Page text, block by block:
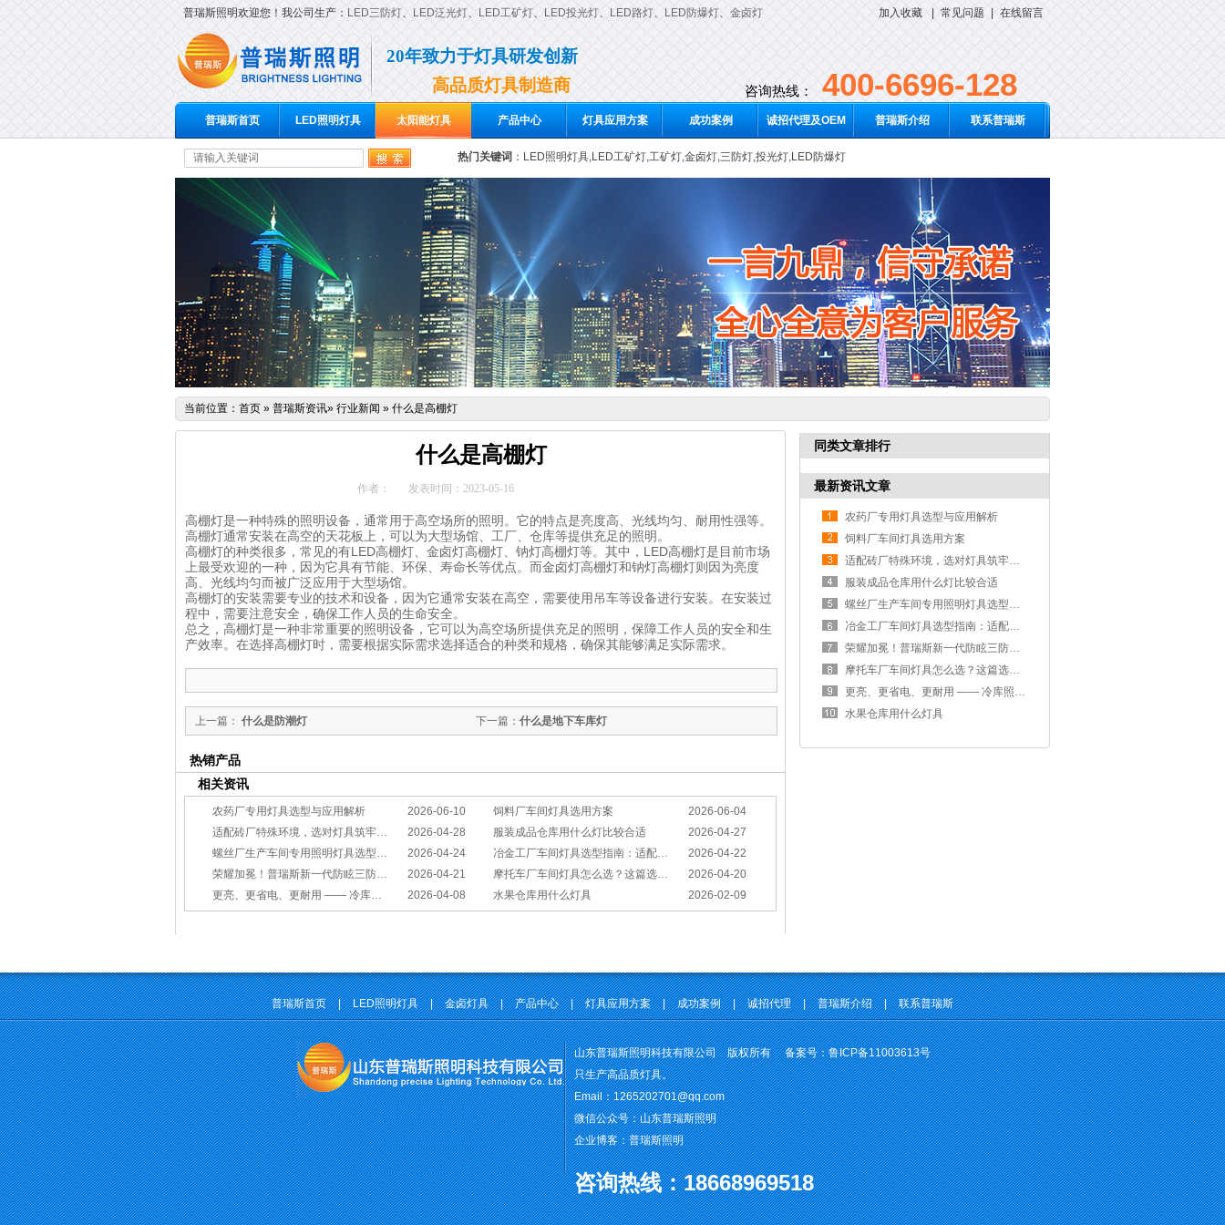
加入收藏 常见问题 在线留言
普瑞斯照明欢迎您！我公司生产： LED三防灯、 LED泛光灯、 LED工矿灯、 LED投光灯、 LED路灯、 LED防爆灯、 金卤灯
20年致力于灯具研发创新
高品质灯具制造商
咨询热线： 400-6696-128
普瑞斯首页 LED照明灯具 太阳能灯具 产品中心 灯具应用方案 成功案例 诚招代理及OEM 普瑞斯介绍 联系普瑞斯
热门关键词 ： LED照明灯具,LED工矿灯,工矿灯,金卤灯,三防灯,投光灯,LED防爆灯
当前位置： 首页 » 普瑞斯资讯» 行业新闻 » 什么是高棚灯
什么是高棚灯
作者： 发表时间：2023-05-16
高棚灯是一种特殊的照明设备，通常用于高空场所的照明。它的特点是亮度高、光线均匀、耐用性强等。
高棚灯通常安装在高空的天花板上，可以为大型场馆、工厂、仓库等提供充足的照明。
高棚灯的种类很多，常见的有LED高棚灯、金卤灯高棚灯、钠灯高棚灯等。其中，LED高棚灯是目前市场
上最受欢迎的一种，因为它具有节能、环保、寿命长等优点。而金卤灯高棚灯和钠灯高棚灯则因为亮度
高、光线均匀而被广泛应用于大型场馆。
高棚灯的安装需要专业的技术和设备，因为它通常安装在高空，需要使用吊车等设备进行安装。在安装过
程中，需要注意安全，确保工作人员的生命安全。
总之，高棚灯是一种非常重要的照明设备，它可以为高空场所提供充足的照明，保障工作人员的安全和生
产效率。在选择高棚灯时，需要根据实际需求选择适合的种类和规格，确保其能够满足实际需求。
下一篇： 什么是地下车库灯
上一篇： 什么是防潮灯
热销产品
相关资讯
2026-06-10
农药厂专用灯具选型与应用解析 2026-06-04
饲料厂车间灯具选用方案
2026-04-28
适配砖厂特殊环境，选对灯具筑牢生产安全线 2026-04-27
服装成品仓库用什么灯比较合适
2026-04-24
螺丝厂生产车间专用照明灯具选型方案 2026-04-22
冶金工厂车间灯具选型指南：适配恶劣工况，筑牢安全照明防线
2026-04-21
荣耀加冕！普瑞斯新一代防眩三防灯BC-L斩获2026阿拉丁神灯奖 2026-04-20
摩托车厂车间灯具怎么选？这篇选型指南，帮你避坑又节能
2026-04-08
更亮、更省电、更耐用 —— 冷库照明优选 2026-02-09
水果仓库用什么灯具
同类文章排行
最新资讯文章
农药厂专用灯具选型与应用解析
饲料厂车间灯具选用方案
适配砖厂特殊环境，选对灯具筑牢生产安全线
服装成品仓库用什么灯比较合适
螺丝厂生产车间专用照明灯具选型方案
冶金工厂车间灯具选型指南：适配恶劣工况，筑牢安全照明防线
荣耀加冕！普瑞斯新一代防眩三防灯BC-L斩获2026阿拉丁神灯奖
摩托车厂车间灯具怎么选？这篇选型指南，帮你避坑又节能
更亮、更省电、更耐用 —— 冷库照明优选
水果仓库用什么灯具
普瑞斯首页 | LED照明灯具 | 金卤灯具 | 产品中心 | 灯具应用方案 | 成功案例 | 诚招代理 | 普瑞斯介绍 | 联系普瑞斯
山东普瑞斯照明科技有限公司 版权所有 备案号：鲁ICP备11003613号
只生产高品质灯具。
Email：1265202701@qq.com
微信公众号：山东普瑞斯照明
企业博客：普瑞斯照明
咨询热线：18668969518